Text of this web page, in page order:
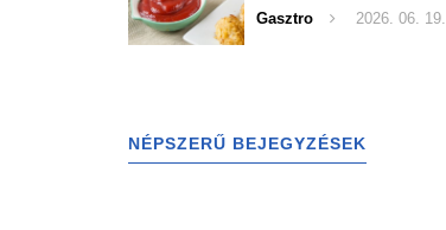
szósszal
Gasztro 2026. 06. 19.
NÉPSZERŰ BEJEGYZÉSEK